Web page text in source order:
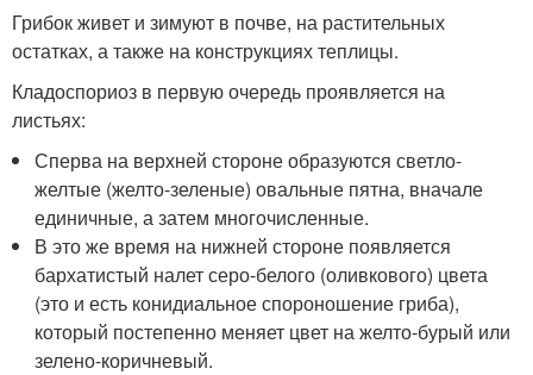
Грибок живет и зимуют в почве, на растительных
остатках, а также на конструкциях теплицы.
Кладоспориоз в первую очередь проявляется на
листьях:
Сперва на верхней стороне образуются светло-
желтые (желто-зеленые) овальные пятна, вначале
единичные, а затем многочисленные.
В это же время на нижней стороне появляется
бархатистый налет серо-белого (оливкового) цвета
(это и есть конидиальное спороношение гриба),
который постепенно меняет цвет на желто-бурый или
зелено-коричневый.